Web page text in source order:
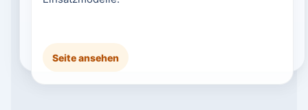
Seite ansehen